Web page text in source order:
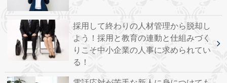
採用して終わりの人材管理から脱却し
よう！採用と教育の連動と仕組みづく
りこそ中小企業の人事に求められてい
る！